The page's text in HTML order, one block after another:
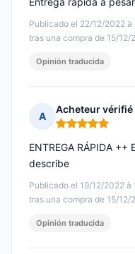
Publicado el 22/12/2022 à
tras una compra de 15/12/
Opinión traducida
A
Acheteur vérifié
Nota: 5 de 5
Publicado el 19/12/2022 à
tras una compra de 15/12/
ENTREGA RÁPIDA
describe
Opinión traducida